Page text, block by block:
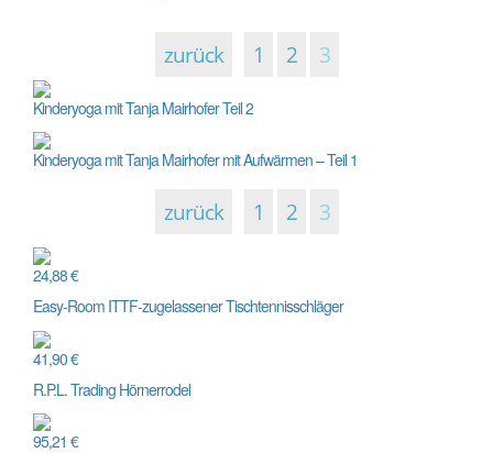
zurück 1 2 3
Kinderyoga mit Tanja Mairhofer Teil 2
Kinderyoga mit Tanja Mairhofer mit Aufwärmen – Teil 1
zurück 1 2 3
24,88 €
Easy-Room ITTF-zugelassener Tischtennisschläger
41,90 €
R.P.L. Trading Hörnerrodel
95,21 €